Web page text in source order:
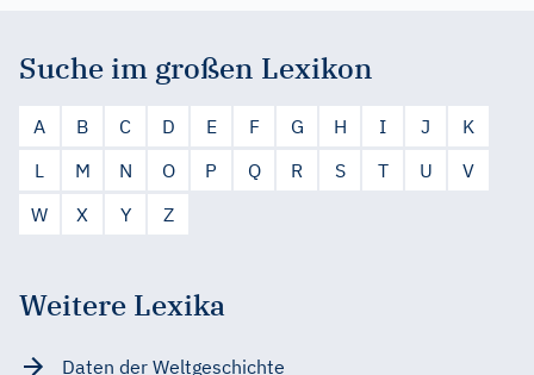
Suche im großen Lexikon
A B C D E F G H I J
K
L
M N O P Q R S T U
V
W
X Y Z
Weitere Lexika
Daten der Weltgeschichte